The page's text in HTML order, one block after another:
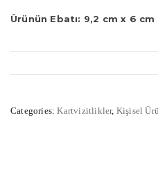
Ürünün Ebatı: 9,2 cm x 6 cm
Categories:Kartvizitlikler, Kişisel